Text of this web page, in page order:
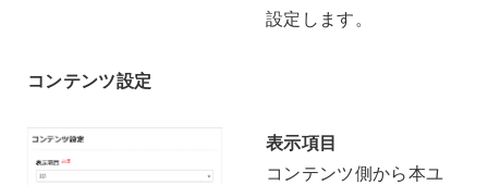
設定します。
コンテンツ設定
表示項目
コンテンツ側から本ユ